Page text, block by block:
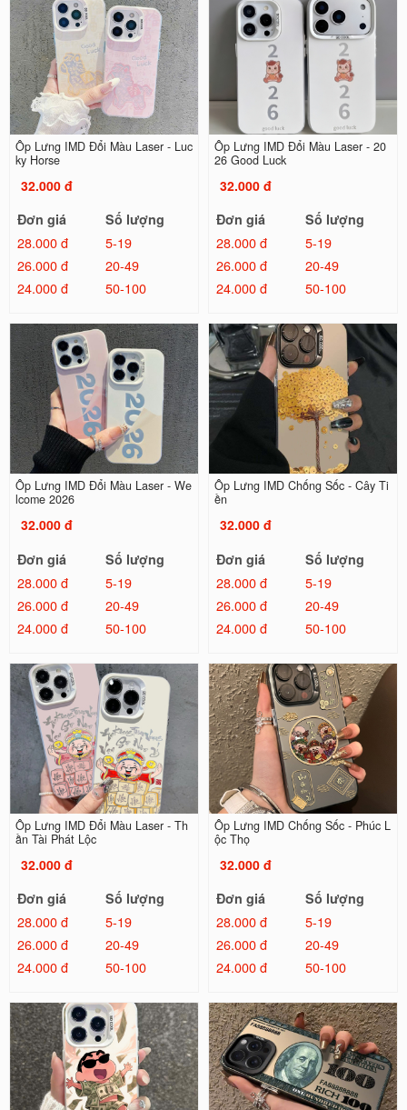
Ốp Lưng IMD Đổi Màu Laser - Luc
ky Horse
32.000 đ
Đơn giá
Số lượng
28.000 đ
5-19
26.000 đ
20-49
24.000 đ
50-100
Ốp Lưng IMD Đổi Màu Laser - 20
26 Good Luck
32.000 đ
Đơn giá
Số lượng
28.000 đ
5-19
26.000 đ
20-49
24.000 đ
50-100
Ốp Lưng IMD Đổi Màu Laser - We
lcome 2026
32.000 đ
Đơn giá
Số lượng
28.000 đ
5-19
26.000 đ
20-49
24.000 đ
50-100
Ốp Lưng IMD Chống Sốc - Cây Ti
ền
32.000 đ
Đơn giá
Số lượng
28.000 đ
5-19
26.000 đ
20-49
24.000 đ
50-100
Ốp Lưng IMD Đổi Màu Laser - Th
ần Tài Phát Lộc
32.000 đ
Đơn giá
Số lượng
28.000 đ
5-19
26.000 đ
20-49
24.000 đ
50-100
Ốp Lưng IMD Chống Sốc - Phúc L
ộc Thọ
32.000 đ
Đơn giá
Số lượng
28.000 đ
5-19
26.000 đ
20-49
24.000 đ
50-100